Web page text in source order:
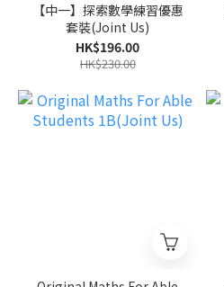
【中一】探索數學練習優惠
套裝(Joint Us)
HK$196.00
HK$230.00